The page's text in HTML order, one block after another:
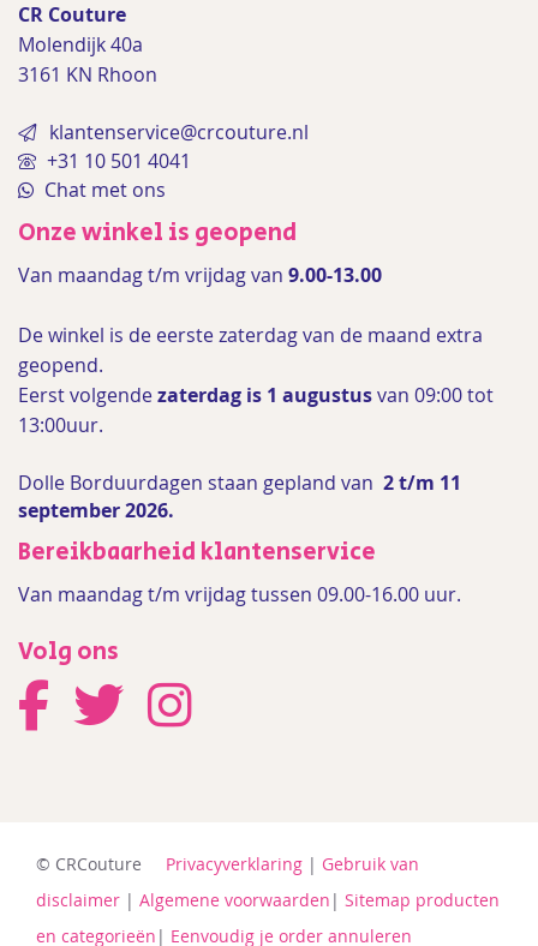
CR Couture
Molendijk 40a
3161 KN Rhoon
klantenservice@crcouture.nl
+31 10 501 4041
Chat met ons
Onze winkel is geopend
Van maandag t/m vrijdag van 9.00-13.00
De winkel is de eerste zaterdag van de maand extra
geopend.
Eerst volgendezaterdag is 1 augustusvan 09:00 tot
13:00uur.
Dolle Borduurdagen staan gepland van 2 t/m 11
september 2026.
Bereikbaarheid klantenservice
Van maandag t/m vrijdag tussen 09.00-16.00 uur.
Volg ons
© CRCouture Privacyverklaring | Gebruik van
disclaimer | Algemene voorwaarden | Sitemap producten
en categorieën | Eenvoudig je order annuleren